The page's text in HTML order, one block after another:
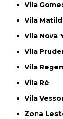
Vila
Vila
Vila Nova
Vila
Vila
Vila Ré
Vila
Zona